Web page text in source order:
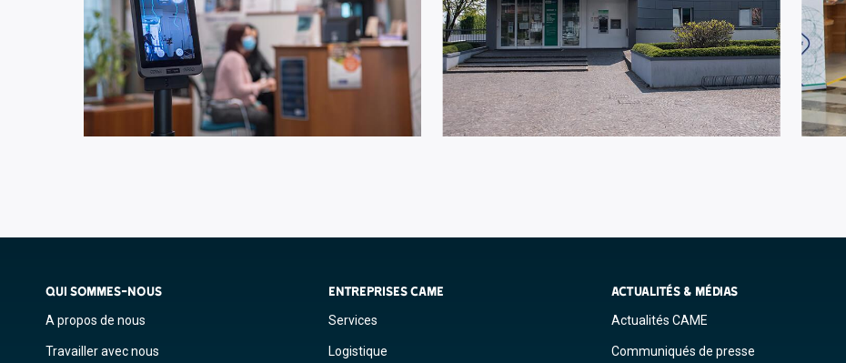
QUI SOMMES-NOUS
A propos de nous
Travailler avec nous
ENTREPRISES CAME
Services
Logistique
ACTUALITÉS & MÉDIAS
Actualités CAME
Communiqués de presse